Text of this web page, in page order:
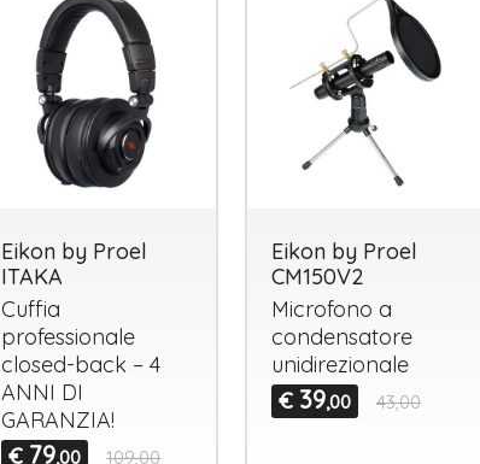
Eikon by Proel
ITAKA
Cuffia
professionale
closed-back – 4
ANNI DI
GARANZIA!
€ 79,00 109,00
Eikon by Proel
CM150V2
Microfono a
condensatore
unidirezionale
€ 39,00 43,00